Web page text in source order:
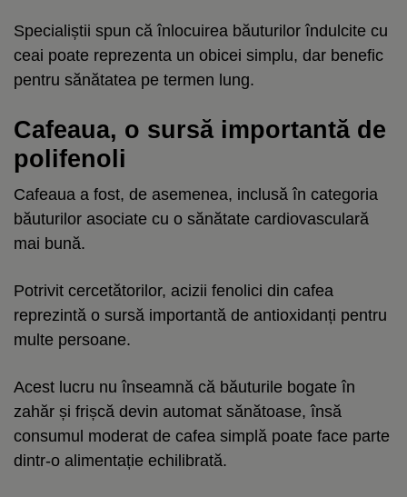
Specialiștii spun că înlocuirea băuturilor îndulcite cu
ceai poate reprezenta un obicei simplu, dar benefic
pentru sănătatea pe termen lung.
Cafeaua, o sursă importantă de
polifenoli
Cafeaua a fost, de asemenea, inclusă în categoria
băuturilor asociate cu o sănătate cardiovasculară
mai bună.
Potrivit cercetătorilor, acizii fenolici din cafea
reprezintă o sursă importantă de antioxidanți pentru
multe persoane.
Acest lucru nu înseamnă că băuturile bogate în
zahăr și frișcă devin automat sănătoase, însă
consumul moderat de cafea simplă poate face parte
dintr-o alimentație echilibrată.